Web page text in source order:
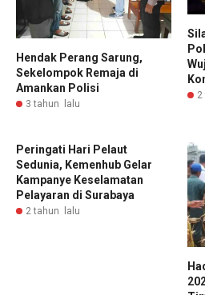
Hendak Perang Sarung,
Sekelompok Remaja di
Amankan Polisi
3 tahun lalu
Peringati Hari Pelaut
Sedunia, Kemenhub Gelar
Kampanye Keselamatan
Pelayaran di Surabaya
2 tahun lalu